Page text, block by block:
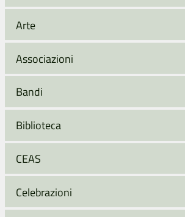
Arte
Associazioni
Bandi
Biblioteca
CEAS
Celebrazioni